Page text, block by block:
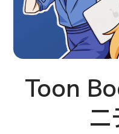
Toon